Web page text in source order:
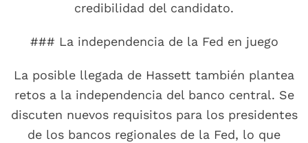
credibilidad del candidato.
### La independencia de la Fed en juego
La posible llegada de Hassett también plantea
retos a la independencia del banco central. Se
discuten nuevos requisitos para los presidentes
de los bancos regionales de la Fed, lo que